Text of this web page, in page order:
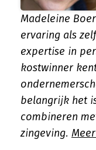
Madeleine
ervaring als
expertise in
kostwinner
belangrijk het
combineren
zingeving.